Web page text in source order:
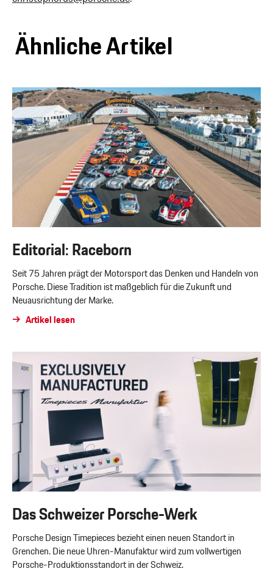
Ähnliche Artikel
Editorial: Raceborn
Seit 75 Jahren prägt der Motorsport das Denken und Handeln von
Porsche. Diese Tradition ist maßgeblich für die Zukunft und
Neuausrichtung der Marke.
Artikel lesen
Das Schweizer Porsche-Werk
Porsche Design Timepieces bezieht einen neuen Standort in
Grenchen. Die neue Uhren-Manufaktur wird zum vollwertigen
Porsche-Produktionsstandort in der Schweiz.